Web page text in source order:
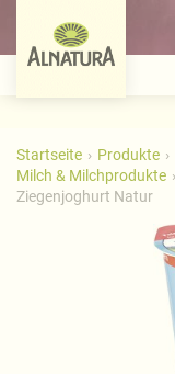
Startseite Produkte
Milch & Milchprodukte
Ziegenjoghurt Natur